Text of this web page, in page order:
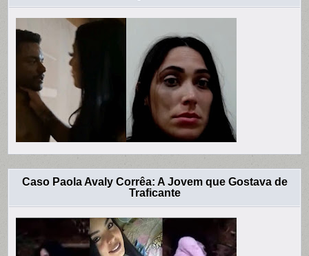
Caso Paola Avaly Corrêa: A Jovem que Gostava de
Traficante